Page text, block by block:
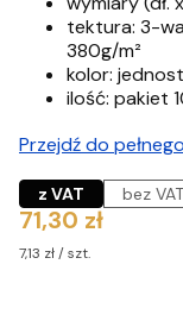
tektura: 3-
380g/m²
kolor:
ilość: pakiet
Przejdź do
z VAT bez VAT
Cena
71,30 zł
7,13 zł / szt.